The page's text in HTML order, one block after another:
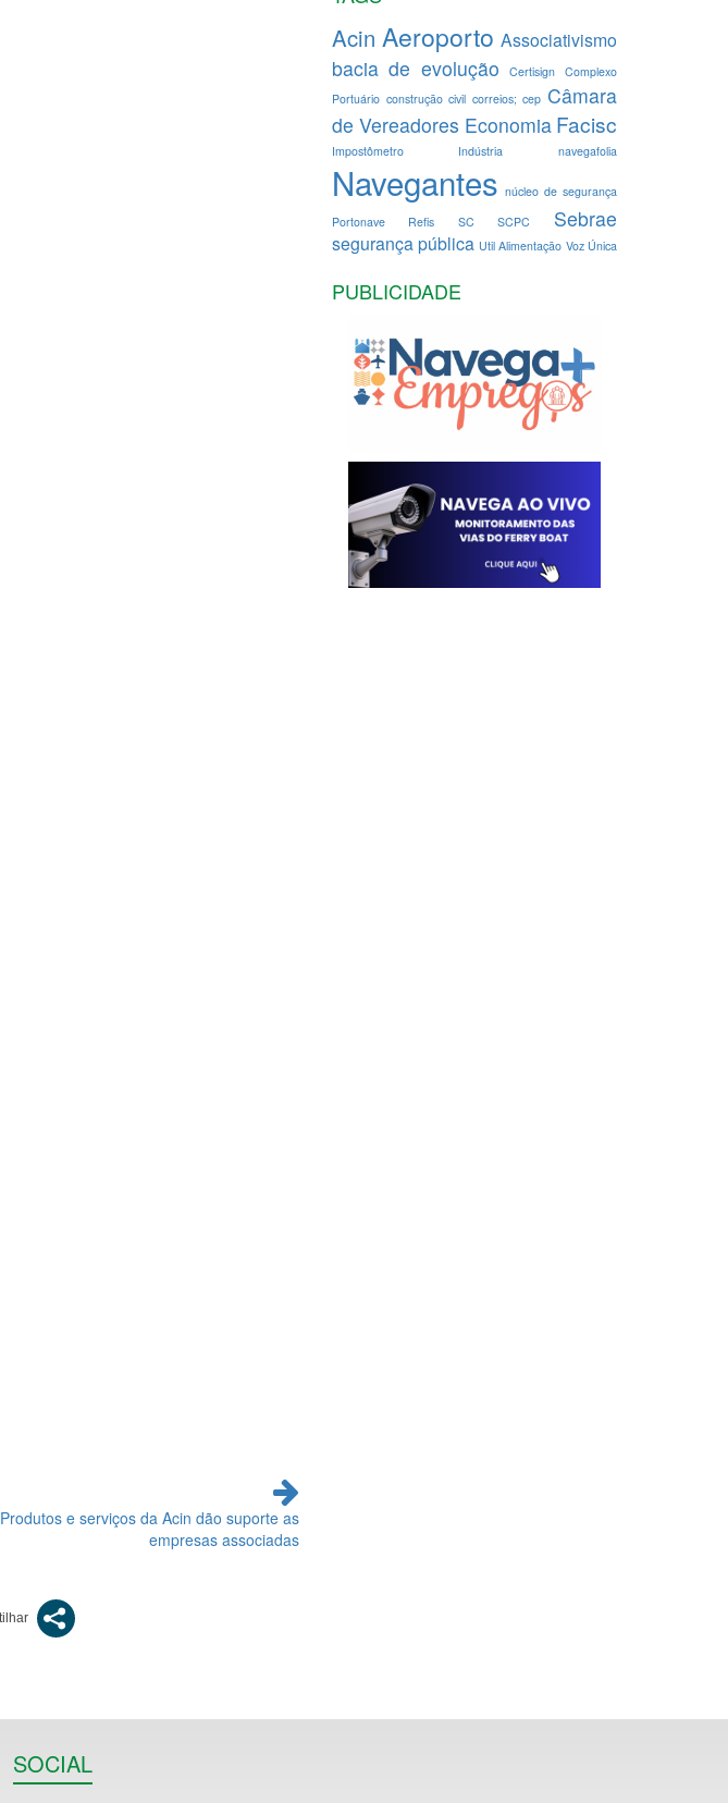
Produtos e serviços da Acin dão suporte as
empresas associadas
Acin Aeroporto Associativismo
bacia de evolução Certisign Complexo
Portuário construção civil correios; cep Câmara
de Vereadores Economia Facisc
Impostômetro Indústria navegafolia
Navegantes núcleo de segurança
Portonave
Refis SC SCPC Sebrae
segurança pública Util Alimentação Voz Única
PUBLICIDADE
SOCIAL